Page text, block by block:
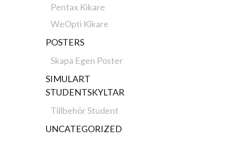
Pentax Kikare
WeOpti Kikare
POSTERS
Skapa Egen Poster
SIMULART
STUDENTSKYLTAR
Tillbehör Student
UNCATEGORIZED